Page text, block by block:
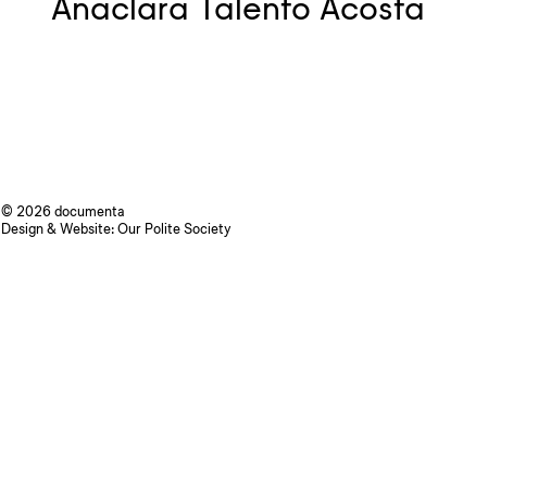
© 2026 documenta
Design & Website:Our Polite Society